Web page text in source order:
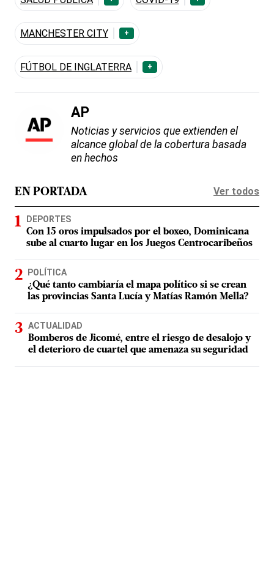
MANCHESTER CITY +
FÚTBOL DE INGLATERRA +
AP
Noticias y servicios que extienden el
alcance global de la cobertura basada
en hechos
EN PORTADA Ver todos
DEPORTES
Con 15 oros impulsados por el boxeo, Dominicana
sube al cuarto lugar en los Juegos Centrocaribeños
POLÍTICA
¿Qué tanto cambiaría el mapa político si se crean
las provincias Santa Lucía y Matías Ramón Mella?
ACTUALIDAD
Bomberos de Jicomé, entre el riesgo de desalojo y
el deterioro de cuartel que amenaza su seguridad